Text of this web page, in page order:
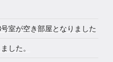
室が空き部屋となりました
した。